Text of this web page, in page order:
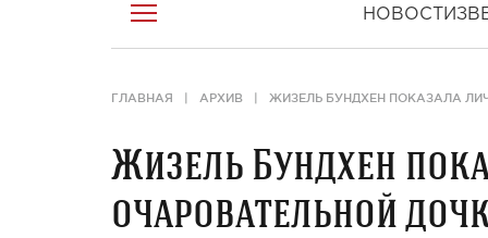
НОВОСТИ
ГЛАВНАЯ АРХИВ ЖИЗЕЛЬ БУНДХЕН ПОКАЗАЛА
Жизель Бундхен
очаровательной